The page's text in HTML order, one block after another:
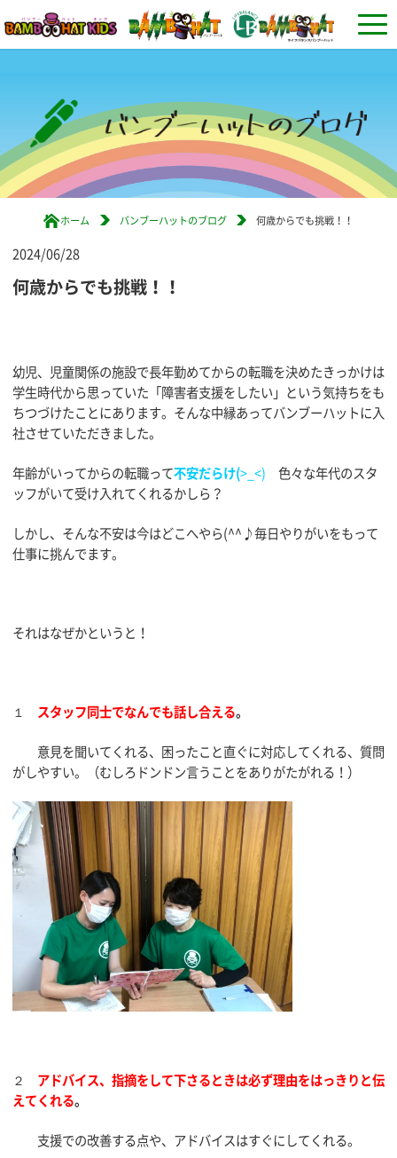
ホーム バンブーハットのブログ 何歳からでも挑戦！！
2024/06/28
何歳からでも挑戦！！
幼児、児童関係の施設で長年勤めてからの転職を決めたきっかけは
学生時代から思っていた「障害者支援をしたい」という気持ちをも
ちつづけたことにあります。そんな中縁あってバンブーハットに入
社させていただきました。
年齢がいってからの転職って不安だらけ(>_<) 色々な年代のスタ
ッフがいて受け入れてくれるかしら？
しかし、そんな不安は今はどこへやら(^^♪毎日やりがいをもって
仕事に挑んでます。
それはなぜかというと！
１ スタッフ同士でなんでも話し合える。
意見を聞いてくれる、困ったこと直ぐに対応してくれる、質問
がしやすい。（むしろドンドン言うことをありがたがれる！）
２ アドバイス、指摘をして下さるときは必ず理由をはっきりと伝
えてくれる。
支援での改善する点や、アドバイスはすぐにしてくれる。